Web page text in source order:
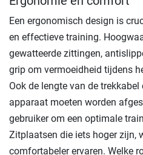
Een ergonomisch design is
en effectieve training.
gewatteerde zittingen,
grip om vermoeidheid tijdens
Ook de lengte van de
apparaat moeten worden
gebruiker om een optimale
Zitplaatsen die iets hoger zijn,
comfortabeler ervaren. Welke